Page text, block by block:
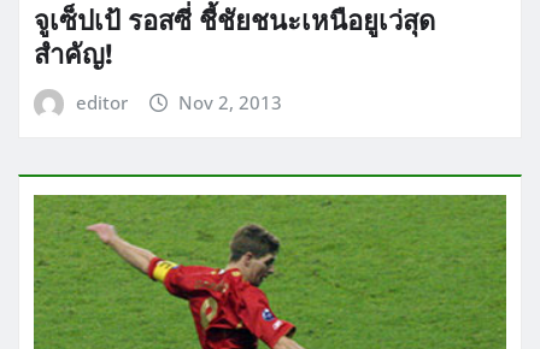
จูเซ็ปเป้ รอสซี่ ชี้ชัยชนะเหนือยูเว่สุด
สำคัญ!
editor Nov 2, 2013